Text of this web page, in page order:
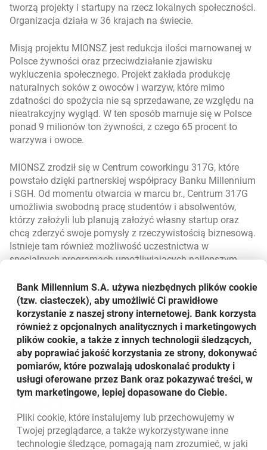
tworzą projekty i startupy na rzecz lokalnych społeczności.
Organizacja działa w 36 krajach na świecie.
Misją projektu MIONSZ jest redukcja ilości marnowanej w
Polsce żywności oraz przeciwdziałanie zjawisku
wykluczenia społecznego. Projekt zakłada produkcję
naturalnych soków z owoców i warzyw, które mimo
zdatności do spożycia nie są sprzedawane, ze względu na
nieatrakcyjny wygląd. W ten sposób marnuje się w Polsce
ponad 9 milionów ton żywności, z czego 65 procent to
warzywa i owoce.
MIONSZ zrodził się w Centrum coworkingu 317G, które
powstało dzięki partnerskiej współpracy Banku Millennium
i SGH. Od momentu otwarcia w marcu br., Centrum 317G
umożliwia swobodną pracę studentów i absolwentów,
którzy założyli lub planują założyć własny startup oraz
chcą zderzyć swoje pomysły z rzeczywistością biznesową.
Istnieje tam również możliwość uczestnictwa w
specjalnych programach umożliwiających najlepszym
liczyć na konsultacje najlepszych praktyków biznesu,
również z Banku Millennium. Eksperci banku oferują
wiedzę i doświadczenie z dziedziny zarządzania, finansów,
nowych technologii, bezpieczeństwa IT i innowacji.
Bank Millennium życzy studentom powodzenia w
konkursie i wdrożenia przedsięwzięcia na rynek!
Udostępnij
otwiera się w nowej karcie
otwiera się w nowej karcie
otwiera się w nowej karcie
Powrót do listy
Bank Millennium S.A. używa niezbędnych plików cookie
(tzw. ciasteczek), aby umożliwić Ci prawidłowe
korzystanie z naszej strony internetowej. Bank korzysta
również z opcjonalnych analitycznych i marketingowych
plików cookie, a także z innych technologii śledzących,
aby poprawiać jakość korzystania ze strony, dokonywać
pomiarów, które pozwalają udoskonalać produkty i
usługi oferowane przez Bank oraz pokazywać treści, w
tym marketingowe, lepiej dopasowane do Ciebie.
Pliki cookie, które instalujemy lub przechowujemy w
Twojej przeglądarce, a także wykorzystywane inne
technologie śledzące, pomagają nam zrozumieć, w jaki